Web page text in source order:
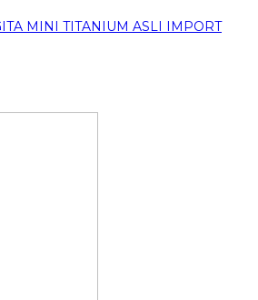
MINI TITANIUM ASLI IMPORT